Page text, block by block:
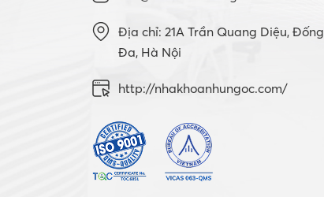
Địa chỉ: 21A Trần Quang Diệu, Đống
Đa, Hà Nội
http://nhakhoanhungoc.com/